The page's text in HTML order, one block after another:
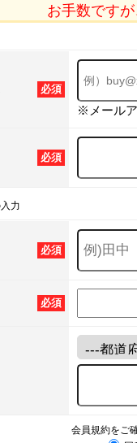
お手数です
必須
※メール
必須
力
必須
必須
会員規約をご